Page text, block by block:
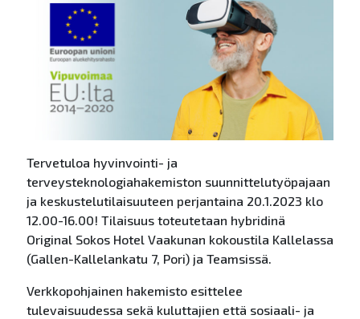
Tervetuloa hyvinvointi- ja
terveysteknologiahakemiston suunnittelutyöpajaan
ja keskustelutilaisuuteen perjantaina 20.1.2023 klo
12.00-16.00! Tilaisuus toteutetaan hybridinä
Original Sokos Hotel Vaakunan kokoustila Kallelassa
(Gallen-Kallelankatu 7, Pori) ja Teamsissä.
Verkkopohjainen hakemisto esittelee
tulevaisuudessa sekä kuluttajien että sosiaali- ja